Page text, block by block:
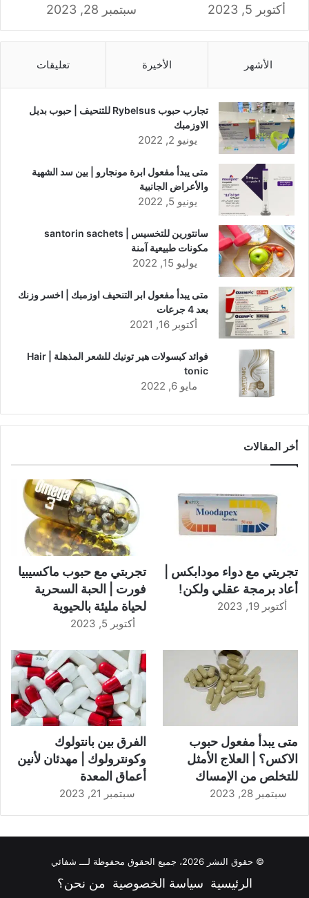
أكتوبر 5, 2023 سبتمبر 28, 2023
الأشهر الأخيرة تعليقات
تجارب حبوب Rybelsus للتنحيف | حبوب بديل
الاوزمبك
يونيو 2, 2022
متى يبدأ مفعول ابرة مونجارو | بين سد الشهية
والأعراض الجانبية
يونيو 5, 2022
سانتورين للتخسيس | santorin sachets
مكونات طبيعية آمنة
يوليو 15, 2022
متى يبدأ مفعول ابر التنحيف اوزمبك | اخسر وزنك
بعد 4 جرعات
أكتوبر 16, 2021
فوائد كبسولات هير تونيك للشعر المذهلة | Hair
tonic
مايو 6, 2022
أخر المقالات
تجربتي مع دواء مودابكس |
أعاد برمجة عقلي ولكن!
أكتوبر 19, 2023
تجربتي مع حبوب ماكسيبيا
فورت | الحبة السحرية
لحياة مليئة بالحيوية
أكتوبر 5, 2023
متى يبدأ مفعول حبوب
الاكس؟ | العلاج الأمثل
للتخلص من الإمساك
سبتمبر 28, 2023
الفرق بين بانتولوك
وكونترولوك | مهدئان لأنين
أعماق المعدة
سبتمبر 21, 2023
© حقوق النشر 2026، جميع الحقوق محفوظة لـــ شفائي
الرئيسية سياسة الخصوصية من نحن؟